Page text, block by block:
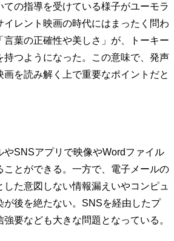
の指導を受けている様子がユーモラ
イレント映画の時代にはまったく問わ
言葉の正確性や美しさ」が、トーキー
持つようになった。この意味で、発声
を読み解く上で重要なポイントだと
やSNSアプリで映像やWordファイル
ことができる。一方で、電子メールの
た意図しない情報漏えいやコンピュ
が後を絶たない。SNSを経由したプ
要なども大きな問題となっている。